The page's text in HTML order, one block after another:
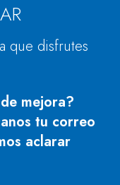
que disfrutes
mejora?
tu correo
aclarar